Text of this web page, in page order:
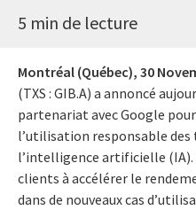
5 min de lecture
Montréal (Québec), 30
(TXS : GIB.A) a annoncé
partenariat avec Google
l’utilisation responsable des
l’intelligence artificielle (IA).
clients à accélérer le
dans de nouveaux cas